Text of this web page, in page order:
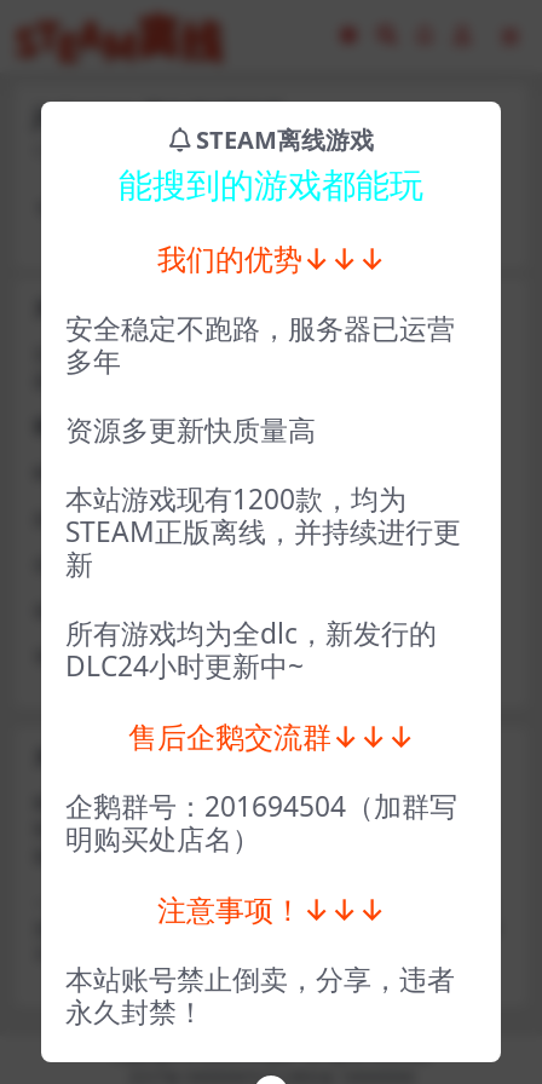
jhf31300-尼尔机械纪元
1
卡号： jhf31300 密码：KGd659+*
关于D加密类游戏通知
近期发现同行倒卖严重，大量会员D加密游戏无法激活问
题，现开通令牌
获取方式找企鹅群里的技术客服获取即可
如激活上限需等到隔天早上在线进一次游戏
或者使用网盘版也可解决D加密激活的问题，一样玩
请各位亲们理解
关于密码错误问题
账号密码复制粘贴，注意不要复制到空格了，CTRL+C复
制，或者鼠标右键先复制然后键盘 CTRL+V粘贴，steam改
版了必须键盘粘贴（CTRL+V粘贴）鼠标不能粘贴了
————————————————————–离线模式玩
游戏，在线没存档被顶号，不然没有存档，D加密游戏尽量
京ICP备18888888号京公网安备 188888888
STEAM离线游戏
能搜到的游戏都能玩
我们的优势↓↓↓
安全稳定不跑路，服务器已运营
多年
资源多更新快质量高
本站游戏现有1200款，均为
STEAM正版离线，并持续进行更
新
所有游戏均为全dlc，新发行的
DLC24小时更新中~
售后企鹅交流群↓↓↓
企鹅群号：201694504（加群写
明购买处店名）
注意事项！↓↓↓
本站账号禁止倒卖，分享，违者
永久封禁！